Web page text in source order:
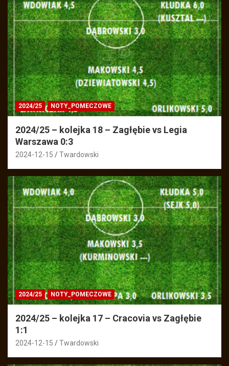
2024/25 NOTY_POMECZOWE
2024/25 – kolejka 18 – Zagłębie vs Legia
Warszawa 0:3
2024-12-15 Twardowski
2024/25 NOTY_POMECZOWE
2024/25 – kolejka 17 – Cracovia vs Zagłębie
1:1
2024-12-15 Twardowski